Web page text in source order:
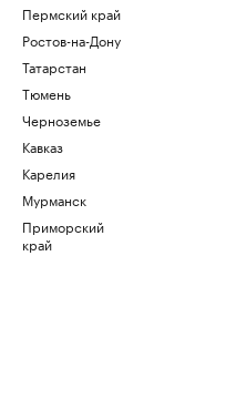
Пермский край
Ростов-на-Дону
Татарстан
Тюмень
Черноземье
Кавказ
Карелия
Мурманск
Приморский
край